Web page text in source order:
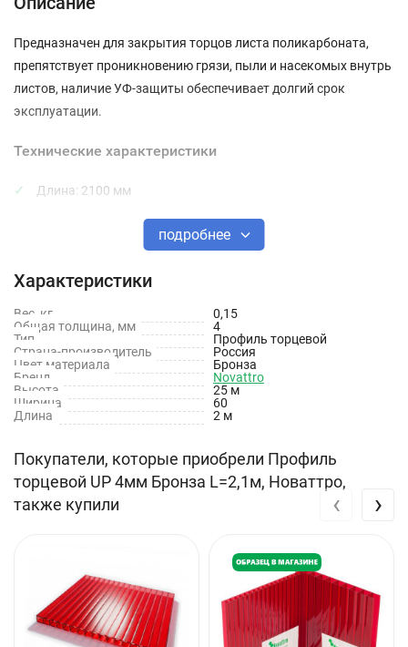
Предназначен для закрытия торцов листа поликарбоната,
препятствует проникновению грязи, пыли и насекомых внутрь
листов, наличие УФ-защиты обеспечивает долгий срок
эксплуатации.
Технические характеристики
Длина: 2100 мм
Тип материала: Поликарбонат
Цвет: Бронза
Защита от УФ излучения: Да
подробнее
Характеристики
Вес, кг
0,15
Общая толщина, мм
4
Тип
Профиль торцевой
Страна-производитель
Россия
Цвет материала
Бронза
Бренд
Novattro
Высота
25 м
Ширина
60
Длина
2 м
Покупатели, которые приобрели Профиль
торцевой UP 4мм Бронза L=2,1м, Новаттро,
также купили
‹ ›